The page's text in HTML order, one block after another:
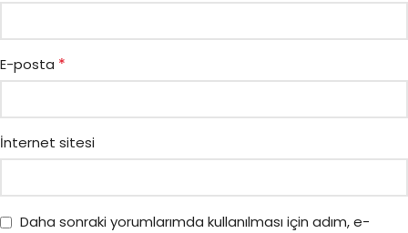
E-posta *
İnternet sitesi
Daha sonraki yorumlarımda kullanılması için adım, e-